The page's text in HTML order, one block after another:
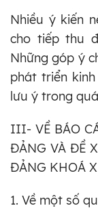
Nhiều ý kiến
cho tiếp thu
Những góp ý
phát triển
lưu ý trong
III- VỀ BÁO
ĐẢNG VÀ ĐỀ
ĐẢNG KHOÁ
1. Về một số